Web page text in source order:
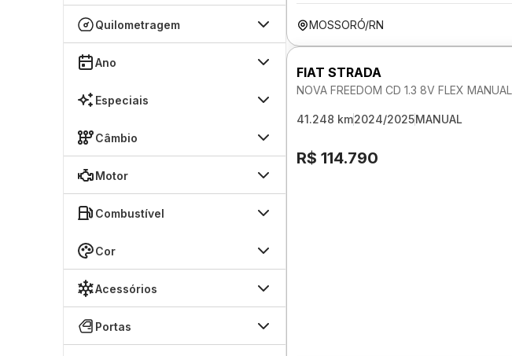
Quilometragem
Ano
Especiais
Câmbio
Motor
Combustível
Cor
Acessórios
Portas
MOSSORÓ/RN
FIAT STRADA
NOVA FREEDOM CD 1.3 8V FLEX MANUAL
41.248 km2024/2025MANUAL
R$ 114.790